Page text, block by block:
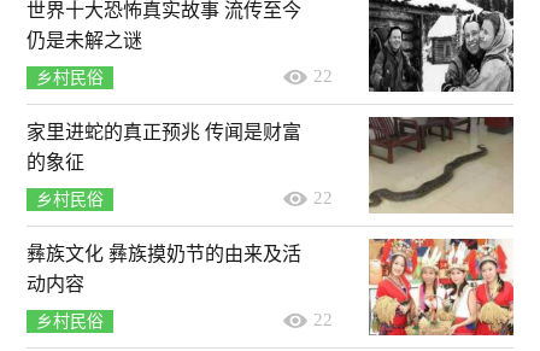
世界十大恐怖真实故事 流传至今
仍是未解之谜
乡村民俗 22
家里进蛇的真正预兆 传闻是财富
的象征
乡村民俗 22
彝族文化 彝族摸奶节的由来及活
动内容
乡村民俗 22